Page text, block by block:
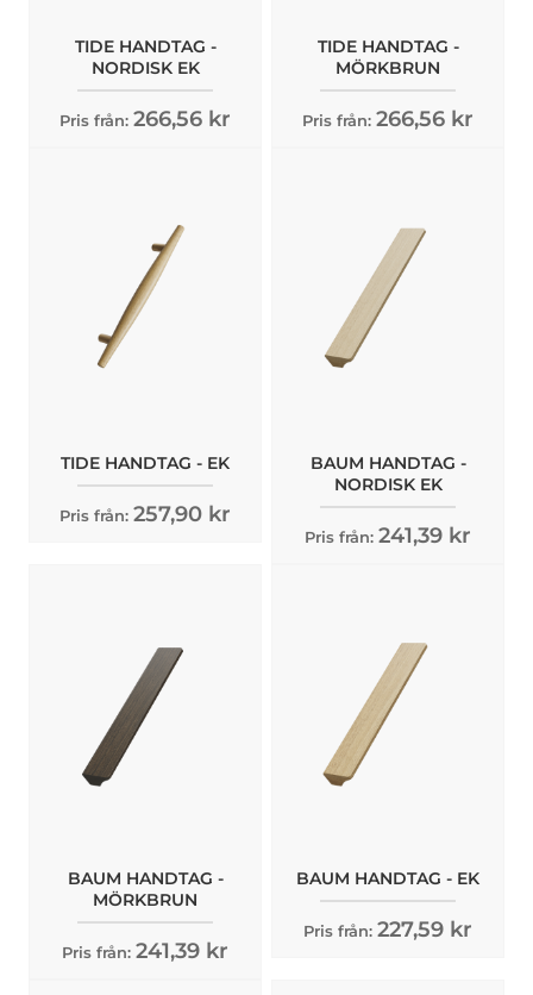
TIDE HANDTAG -
NORDISK EK
Pris från: 266,56 kr
TIDE HANDTAG -
MÖRKBRUN
Pris från: 266,56 kr
TIDE HANDTAG - EK
Pris från: 257,90 kr
BAUM HANDTAG -
NORDISK EK
Pris från: 241,39 kr
BAUM HANDTAG -
MÖRKBRUN
Pris från: 241,39 kr
BAUM HANDTAG - EK
Pris från: 227,59 kr